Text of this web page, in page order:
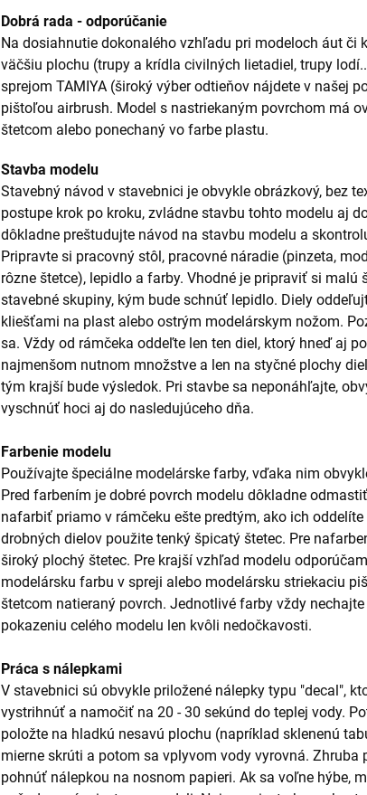
Dobrá rada - odporúčanie
Na dosiahnutie dokonalého vzhľadu pri modeloch áut či
väčšiu plochu (trupy a krídla civilných lietadiel, trupy
sprejom TAMIYA (široký výber odtieňov nájdete v našej
pištoľou airbrush. Model s nastriekaným povrchom má
štetcom alebo ponechaný vo farbe plastu.
Stavba modelu
Stavebný návod v stavebnici je obvykle obrázkový, bez
postupe krok po kroku, zvládne stavbu tohto modelu aj
dôkladne preštudujte návod na stavbu modelu a
Pripravte si pracovný stôl, pracovné náradie (pinzeta,
rôzne štetce), lepidlo a farby. Vhodné je pripraviť si
stavebné skupiny, kým bude schnúť lepidlo. Diely
kliešťami na plast alebo ostrým modelárskym nožom.
sa. Vždy od rámčeka oddeľte len ten diel, ktorý hneď aj
najmenšom nutnom množstve a len na styčné plochy
tým krajší bude výsledok. Pri stavbe sa neponáhľajte,
vyschnúť hoci aj do nasledujúceho dňa.
Farbenie modelu
Používajte špeciálne modelárske farby, vďaka nim
Pred farbením je dobré povrch modelu dôkladne
nafarbiť priamo v rámčeku ešte predtým, ako ich
drobných dielov použite tenký špicatý štetec. Pre
široký plochý štetec. Pre krajší vzhľad modelu
modelársku farbu v spreji alebo modelársku striekaciu
štetcom natieraný povrch. Jednotlivé farby vždy
pokazeniu celého modelu len kvôli nedočkavosti.
Práca s nálepkami
V stavebnici sú obvykle priložené nálepky typu "decal",
vystrihnúť a namočiť na 20 - 30 sekúnd do teplej vody.
položte na hladkú nesavú plochu (napríklad sklenenú
mierne skrúti a potom sa vplyvom vody vyrovná.
pohnúť nálepkou na nosnom papieri. Ak sa voľne hýbe,